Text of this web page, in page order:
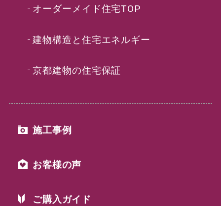
オーダーメイド住宅TOP
建物構造と住宅エネルギー
京都建物の住宅保証
施工事例
お客様の声
ご購入ガイド